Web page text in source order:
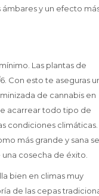
y un efecto
Las plantas de
Con esto te aseguras
de cannabis en
acarrear todo tipo de
condiciones climáticas.
más grande y sana
cosecha de éxito.
bien en climas muy
de las cepas